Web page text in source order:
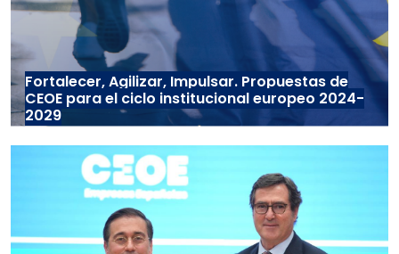
Fortalecer, Agilizar, Impulsar. Propuestas de
CEOE para el ciclo institucional europeo 2024-
2029